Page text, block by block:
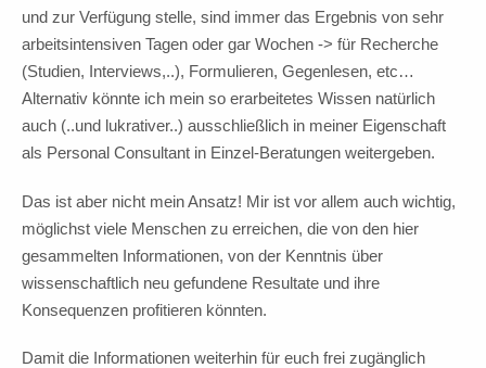
und zur Verfügung stelle, sind immer das Ergebnis von sehr
arbeitsintensiven Tagen oder gar Wochen -> für Recherche
(Studien, Interviews,..), Formulieren, Gegenlesen, etc…
Alternativ könnte ich mein so erarbeitetes Wissen natürlich
auch (..und lukrativer..) ausschließlich in meiner Eigenschaft
als Personal Consultant in Einzel-Beratungen weitergeben.
Das ist aber nicht mein Ansatz! Mir ist vor allem auch wichtig,
möglichst viele Menschen zu erreichen, die von den hier
gesammelten Informationen, von der Kenntnis über
wissenschaftlich neu gefundene Resultate und ihre
Konsequenzen profitieren könnten.
Damit die Informationen weiterhin für euch frei zugänglich